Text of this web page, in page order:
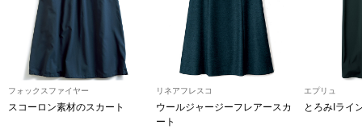
すべて見る
和装小物
その他
フォックスファイヤー
スコーロン素材のスカート
リネアフレスコ
ウールジャージーフレアースカ
ート
エプリュ
とろみIライ